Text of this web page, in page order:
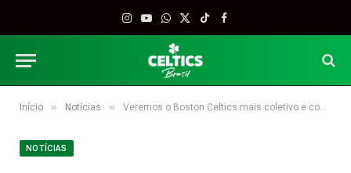
Instagram
YouTube
WhatsApp
X
TikTokFacebook
Início » Notícias » Veremos o Boston Celtics mais coletivo e confiante na temporada 2019-20?
NOTÍCIAS